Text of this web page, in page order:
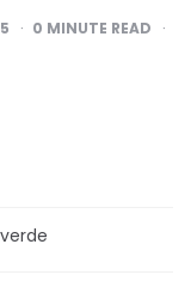
0 MINUTE READ